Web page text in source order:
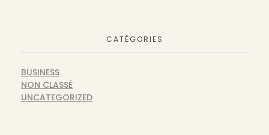
CATÉGORIES
BUSINESS
NON CLASSÉ
UNCATEGORIZED